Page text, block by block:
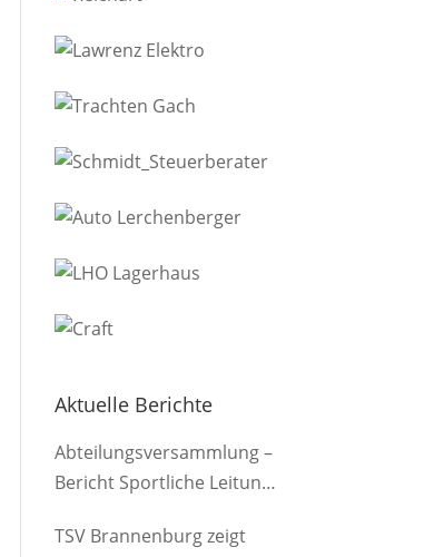
Aktuelle Berichte
Abteilungsversammlung –
Bericht Sportliche Leitung
TSV Brannenburg zeigt